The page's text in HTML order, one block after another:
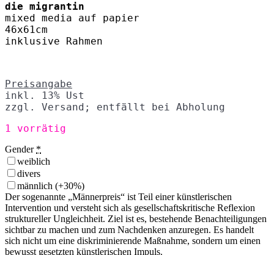
die migrantin
mixed media auf papier
46x61cm
inklusive Rahmen
Preisangabe
inkl. 13% Ust
zzgl. Versand; entfällt bei Abholung
1 vorrätig
Gender *
weiblich
divers
männlich (+30%)
Der sogenannte „Männerpreis“ ist Teil einer künstlerischen
Intervention und versteht sich als gesellschaftskritische Reflexion
struktureller Ungleichheit. Ziel ist es, bestehende Benachteiligungen
sichtbar zu machen und zum Nachdenken anzuregen. Es handelt
sich nicht um eine diskriminierende Maßnahme, sondern um einen
bewusst gesetzten künstlerischen Impuls.